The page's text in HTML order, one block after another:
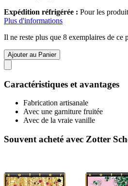
Expédition réfrigérée : Pour les
Plus d'informations
Il ne reste plus que 8 exemplaires de
Ajouter au Panier
Caractéristiques et avantages
Fabrication artisanale
Avec une garniture fruitée
Avec de la vraie vanille
Souvent acheté avec Zotter